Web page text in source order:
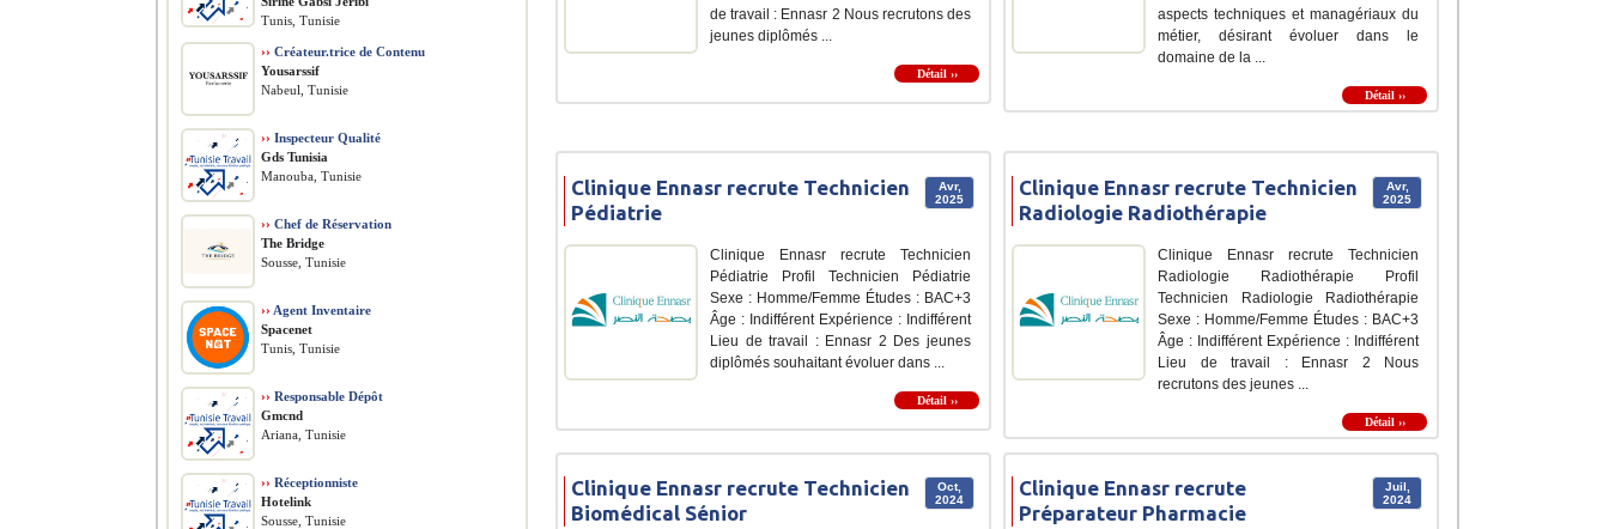
de travail : Ennasr 2 Nous recrutons des
jeunes diplômés ...
Détail ››
aspects techniques et managériaux du
métier, désirant évoluer dans le
domaine de la ...
Détail ››
Avr,
2025
Clinique Ennasr recrute Technicien
Pédiatrie
Clinique Ennasr recrute Technicien
Pédiatrie Profil Technicien Pédiatrie
Sexe : Homme/Femme Études : BAC+3
Âge : Indifférent Expérience : Indifférent
Lieu de travail : Ennasr 2 Des jeunes
diplômés souhaitant évoluer dans ...
Détail ››
Avr,
2025
Clinique Ennasr recrute Technicien
Radiologie Radiothérapie
Clinique Ennasr recrute Technicien
Radiologie Radiothérapie Profil
Technicien Radiologie Radiothérapie
Sexe : Homme/Femme Études : BAC+3
Âge : Indifférent Expérience : Indifférent
Lieu de travail : Ennasr 2 Nous
recrutons des jeunes ...
Détail ››
Oct,
2024
Clinique Ennasr recrute Technicien
Biomédical Sénior
Juil,
2024
Clinique Ennasr recrute
Préparateur Pharmacie
Tunis, Tunisie
›› Créateur.trice de Contenu
Yousarssif
Nabeul, Tunisie
›› Inspecteur Qualité
Gds Tunisia
Manouba, Tunisie
›› Chef de Réservation
The Bridge
Sousse, Tunisie
›› Agent Inventaire
Spacenet
Tunis, Tunisie
›› Responsable Dépôt
Gmcnd
Ariana, Tunisie
›› Réceptionniste
Hotelink
Sousse, Tunisie